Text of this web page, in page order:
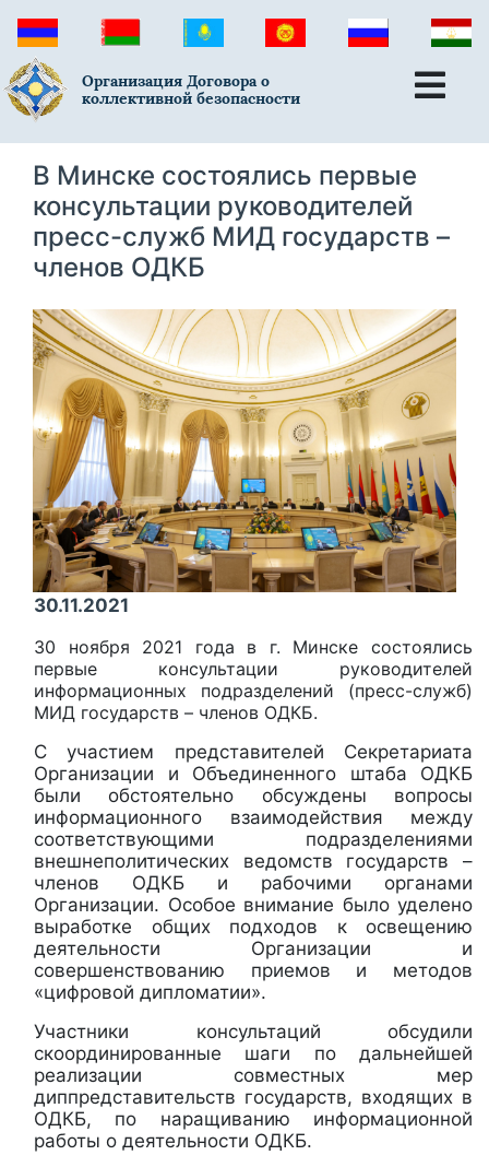
Организация Договора о
коллективной безопасности
В Минске состоялись первые
консультации руководителей
пресс-служб МИД государств –
членов ОДКБ
30.11.2021
30 ноября 2021 года в г. Минске состоялись
первые консультации руководителей
информационных подразделений (пресс-служб)
МИД государств – членов ОДКБ.
С участием представителей Секретариата
Организации и Объединенного штаба ОДКБ
были обстоятельно обсуждены вопросы
информационного взаимодействия между
соответствующими подразделениями
внешнеполитических ведомств государств –
членов ОДКБ и рабочими органами
Организации. Особое внимание было уделено
выработке общих подходов к освещению
деятельности Организации и
совершенствованию приемов и методов
«цифровой дипломатии».
Участники консультаций обсудили
скоординированные шаги по дальнейшей
реализации совместных мер
диппредставительств государств, входящих в
ОДКБ, по наращиванию информационной
работы о деятельности ОДКБ.